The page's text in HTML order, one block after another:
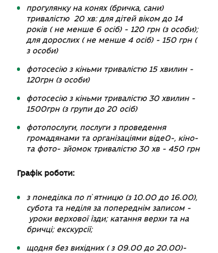
прогулянку на конях (бричка, сани)
тривалістю 20 хв: для дітей віком до 14
років ( не менше 6 осіб) - 120 грн (з особи);
для дорослих ( не менше 4 осіб) - 150 грн (
з особи)
фотосесію з кіньми тривалістю 15 хвилин -
120грн (з особи)
фотосесію з кіньми тривалістю 30 хвилин -
1500грн (з групи до 20 осіб)
фотопослуги, послуги з проведення
громадянами та організаціями віде0-, кіно-
та фото- зйомок тривалістю 30 хв - 450 грн
Графік роботи:
з понеділка по п`ятницю (з 10.00 до 16.00),
субота та неділя за попереднім записом -
уроки верхової їзди; катання верхи та на
бричці; екскурсії;
щодня без вихідних ( з 09.00 до 20.00)-